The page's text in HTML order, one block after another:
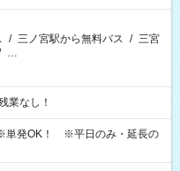
/ 三ノ宮駅から無料バス / 三宮
…
業なし！
単発OK！ ※平日のみ・延長の